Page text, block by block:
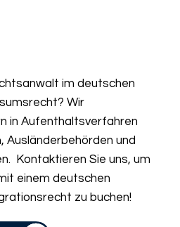
im deutschen
Wir
in Aufenthaltsverfahren
und
Kontaktieren Sie uns, um
einem deutschen
zu buchen!